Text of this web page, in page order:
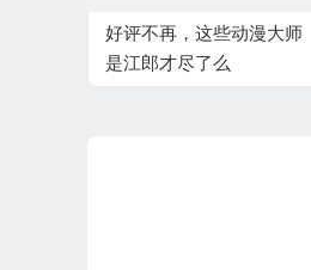
好评不再，这些动漫大师
是江郎才尽了么